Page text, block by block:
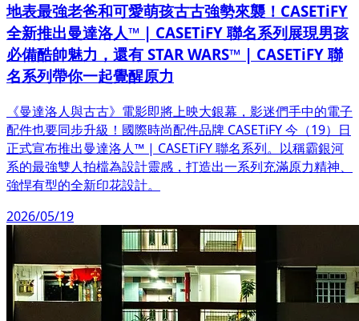
地表最強老爸和可愛萌孩古古強勢來襲！CASETiFY
全新推出曼達洛人™ | CASETiFY 聯名系列展現男孩
必備酷帥魅力，還有 STAR WARS™ | CASETiFY 聯
名系列帶你一起覺醒原力
《曼達洛人與古古》電影即將上映大銀幕，影迷們手中的電子
配件也要同步升級！國際時尚配件品牌 CASETiFY 今（19）日
正式宣布推出曼達洛人™ | CASETiFY 聯名系列。以稱霸銀河
系的最強雙人拍檔為設計靈感，打造出一系列充滿原力精神、
強悍有型的全新印花設計。
2026/05/19